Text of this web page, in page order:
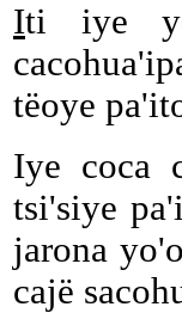
Iti iye
tëoye
Iye coca
tsi'siye
jarona
cajë